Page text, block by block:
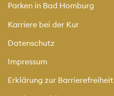
Parken in Bad Homburg
Karriere bei der Kur
Datenschutz
Impressum
Erklärung zur Barrierefreiheit